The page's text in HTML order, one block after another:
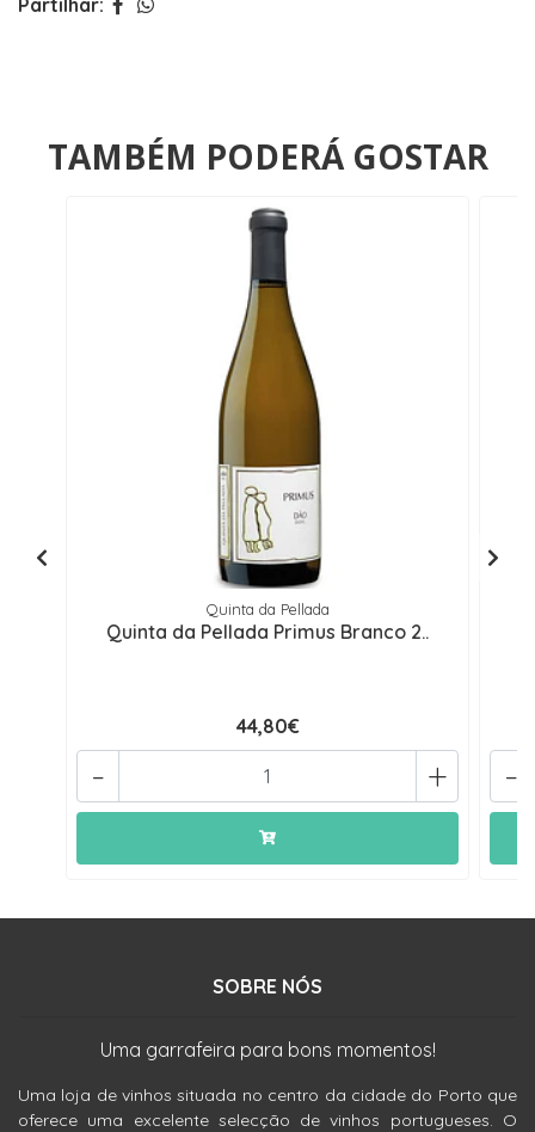
Partilhar:
TAMBÉM PODERÁ GOSTAR
Quinta da Pellada
Quinta da Pellada Primus Branco 2..
44,80€
+
- -
SOBRE NÓS
Uma garrafeira para bons momentos!
Uma loja de vinhos situada no centro da cidade do Porto que
oferece uma excelente selecção de vinhos portugueses. O